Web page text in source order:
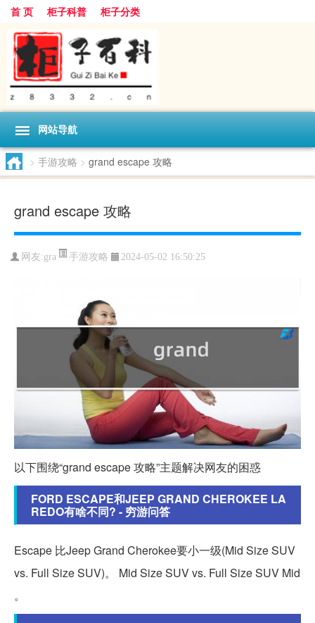
首 页 柜子科普 柜子分类
网站导航
> 手游攻略 > grand escape 攻略
grand escape 攻略
网友:gra 手游攻略 2024-05-02 16:50:25
以下围绕“grand escape 攻略”主题解决网友的困惑
FORD ESCAPE和JEEP GRAND CHEROKEE LA
REDO有啥不同? - 穷游问答
Escape 比Jeep Grand Cherokee要小一级(Mid Size SUV
vs. Full Size SUV)。 Mid Size SUV vs. Full Size SUV Mid
。